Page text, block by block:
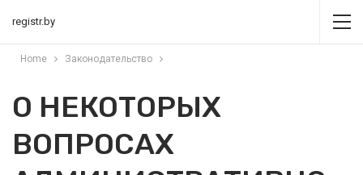
registr.by
Home Законодательство
О НЕКОТОРЫХ
ВОПРОСАХ